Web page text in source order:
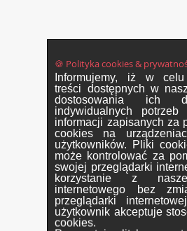
🍪 Polityka cookies &
Informujemy, iż w celu
treści dostępnych w
dostosowania ich
indywidualnych potrzeb
informacji zapisanych za
cookies na
użytkowników. Pliki
może kontrolować za
swojej przeglądarki
korzystanie z
internetowego bez
przeglądarki
użytkownik akceptuje
cookies.